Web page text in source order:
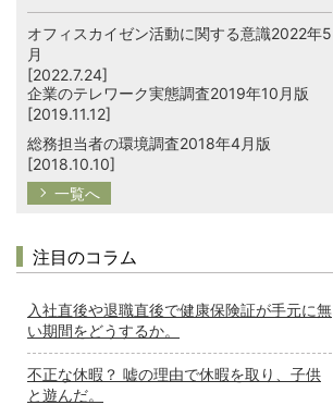
オフィスカイゼン活動に関する意識2022年5
月
[2022.7.24]
企業のテレワーク実態調査2019年10月版
[2019.11.12]
総務担当者の環境調査2018年4月版
[2018.10.10]
一覧へ
注目のコラム
入社直後や退職直後で健康保険証が手元に無
い期間をどうするか。
不正な休暇？ 嘘の理由で休暇を取り、子供
と遊んだ。